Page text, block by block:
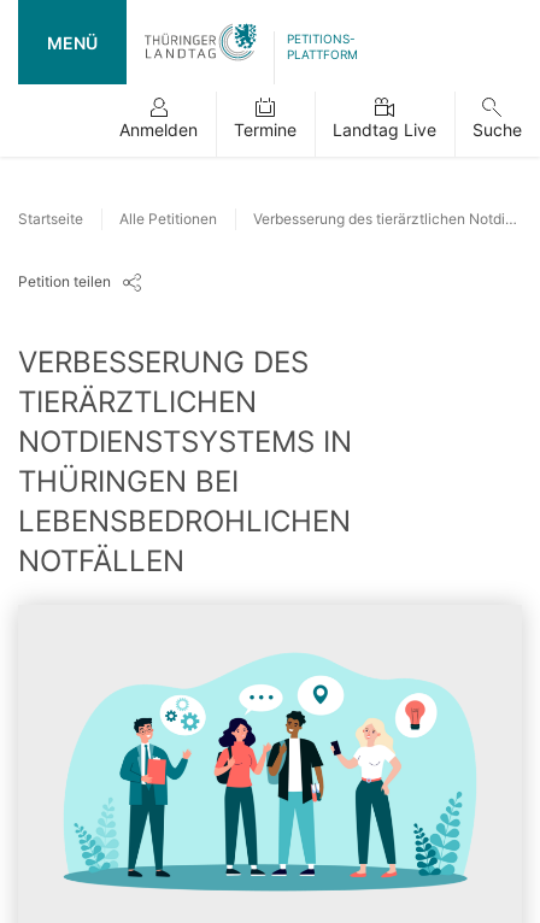
MENÜ
PETITIONS-
PLATTFORM
Anmelden Termine Landtag Live Suche
Startseite Alle Petitionen Verbesserung des tierärztlichen Notdienstsystems in Thüringen bei lebensbedrohlichen Notfällen
Petition teilen
VERBESSERUNG DES
TIERÄRZTLICHEN
NOTDIENSTSYSTEMS IN
THÜRINGEN BEI
LEBENSBEDROHLICHEN
NOTFÄLLEN